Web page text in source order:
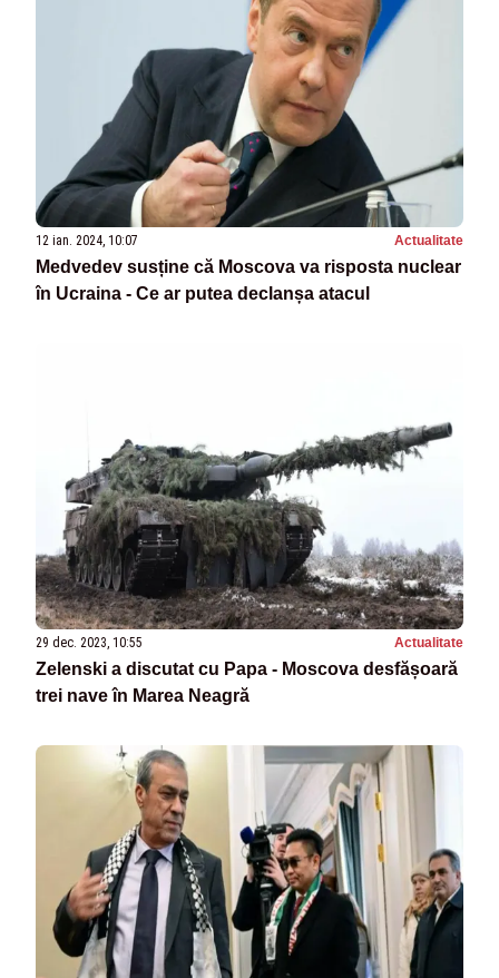
12 ian. 2024, 10:07 Actualitate
Medvedev susține că Moscova va risposta nuclear
în Ucraina - Ce ar putea declanșa atacul
29 dec. 2023, 10:55 Actualitate
Zelenski a discutat cu Papa - Moscova desfășoară
trei nave în Marea Neagră